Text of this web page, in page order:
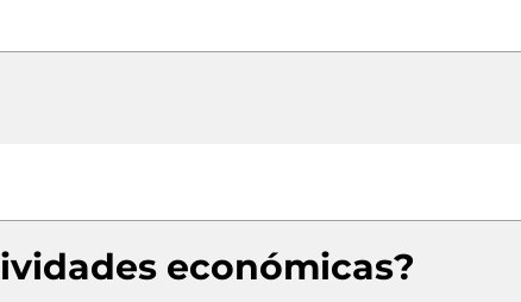
económicas?